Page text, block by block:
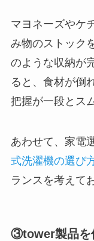
マヨネーズやケ
み物のストック
のような収納が
ると、食材が倒
把握が一段とス
あわせて、家電
式洗濯機の選び
ランスを考えて
③tower製品を